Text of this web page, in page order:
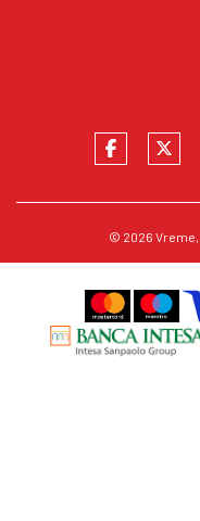
© 2026 Vreme